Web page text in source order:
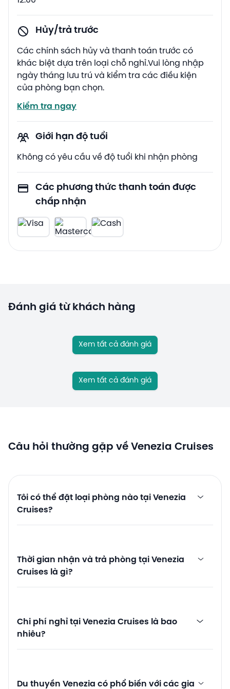
Hủy/trả trước
Các chính sách hủy và thanh toán trước có
khác biệt dựa trên loại chỗ nghỉ.Vui lòng nhập
ngày tháng lưu trú và kiểm tra các điều kiện
của phòng bạn chọn.
Kiểm tra ngay
Giới hạn độ tuổi
Không có yêu cầu về độ tuổi khi nhận phòng
Các phương thức thanh toán được
chấp nhận
Đánh giá từ khách hàng
Xem tất cả đánh giá
Xem tất cả đánh giá
Câu hỏi thường gặp về Venezia Cruises
Tôi có thể đặt loại phòng nào tại Venezia
Cruises?
Thời gian nhận và trả phòng tại Venezia
Cruises là gì?
Chi phí nghỉ tại Venezia Cruises là bao
nhiêu?
Du thuyền Venezia có phổ biến với các gia